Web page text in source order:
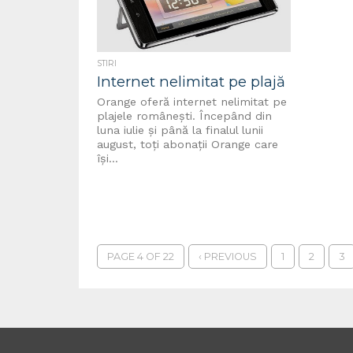
STIRI
Internet nelimitat pe plajă
Orange oferă internet nelimitat pe
plajele românești. Începând din
luna iulie și până la finalul lunii
august, toți abonații Orange care
își...
PAGE 4 OF 22 ‹ PREVIOUS 1 2 3